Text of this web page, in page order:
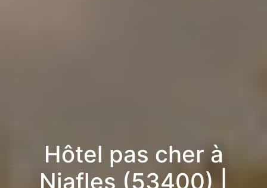
Hôtel pas cher à
Niafles (53400) |